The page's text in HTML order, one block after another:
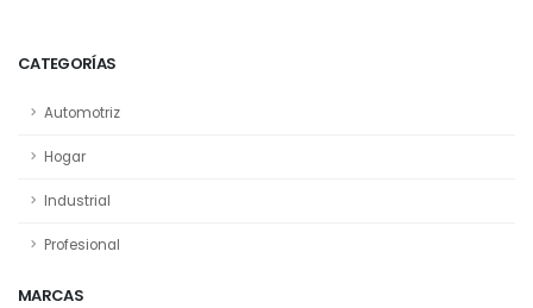
CATEGORÍAS
Automotriz
Hogar
Industrial
Profesional
MARCAS